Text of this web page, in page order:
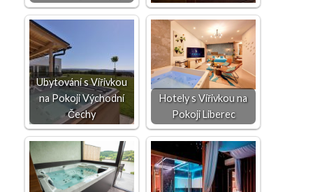
Ubytování s Vířivkou
na Pokoji Východní
Čechy
Hotely s Vířivkou na
Pokoji Liberec